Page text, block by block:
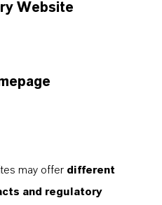
ihrer Märkte. Hier
Gründe, warum
SIE: UNSERE
der richtige
ist
Website
may offer different
and regulatory